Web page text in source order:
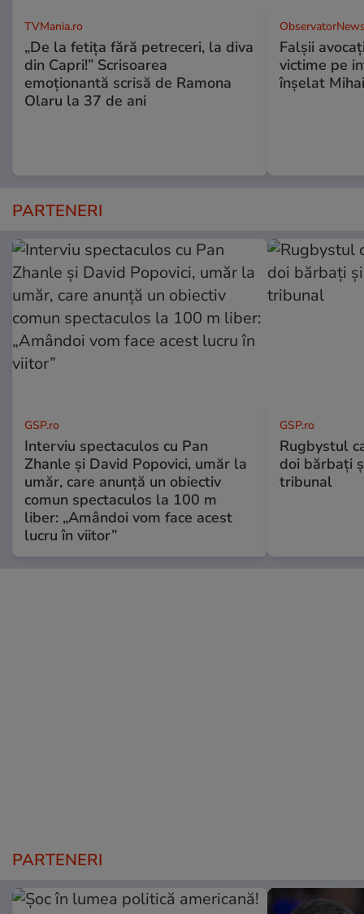
TVMania.ro
„De la fetița fără petreceri, la diva
din Capri!” Scrisoarea
emoționantă scrisă de Ramona
Olaru la 37 de ani
Falşii
victime pe
înşelat
PARTENERI
GSP.ro
Interviu spectaculos cu Pan
Zhanle și David Popovici, umăr la
umăr, care anunță un obiectiv
comun spectaculos la 100 m
liber: „Amândoi vom face acest
lucru în viitor”
GSP.ro
Rugbystul
doi bărbați
tribunal
PARTENERI